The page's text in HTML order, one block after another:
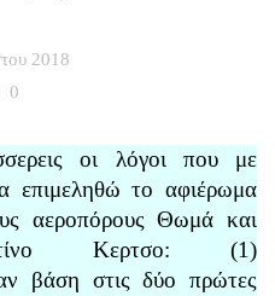
2018
0
οι λόγοι που με
επιμεληθώ το αφιέρωμα
αεροπόρους Θωμά και
Κερτσο: (1)
βάση στις δύο πρώτες